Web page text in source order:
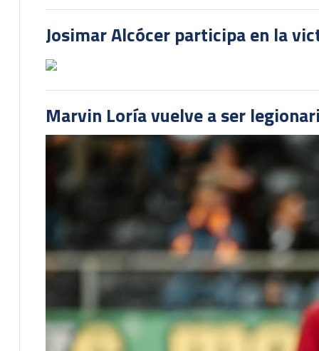
Josimar Alcócer participa en la
Marvin Loría vuelve a ser